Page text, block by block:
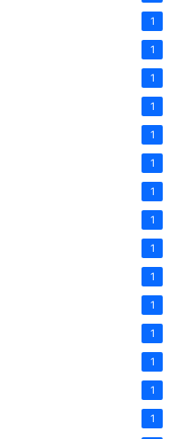
1
1
1
1
1
1
1
1
1
1
1
1
1
1
1